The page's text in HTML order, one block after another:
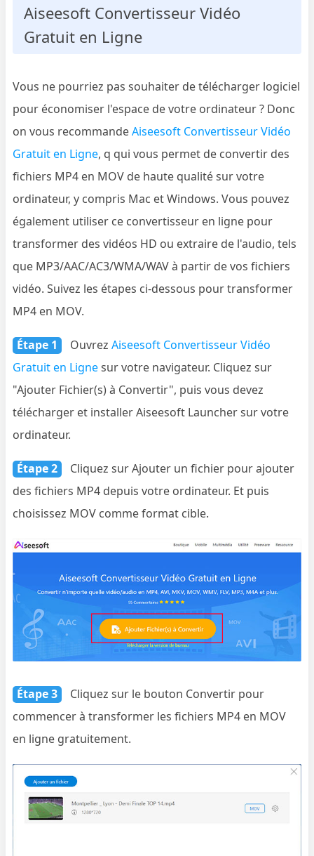
Aiseesoft Convertisseur Vidéo
Gratuit en Ligne
Vous ne pourriez pas souhaiter de télécharger logiciel
pour économiser l'espace de votre ordinateur ? Donc
on vous recommandeAiseesoft Convertisseur Vidéo
Gratuit en Ligne, q qui vous permet de convertir des
fichiers MP4 en MOV de haute qualité sur votre
ordinateur, y compris Mac et Windows. Vous pouvez
également utiliser ce convertisseur en ligne pour
transformer des vidéos HD ou extraire de l'audio, tels
que MP3/AAC/AC3/WMA/WAV à partir de vos fichiers
vidéo. Suivez les étapes ci-dessous pour transformer
MP4 en MOV.
Étape 1 OuvrezAiseesoft Convertisseur Vidéo
Gratuit en Lignesur votre navigateur. Cliquez sur
"Ajouter Fichier(s) à Convertir", puis vous devez
télécharger et installer Aiseesoft Launcher sur votre
ordinateur.
Étape 2
Cliquez sur Ajouter un fichier pour ajouter
des fichiers MP4 depuis votre ordinateur. Et puis
choisissez MOV comme format cible.
Étape 3
Cliquez sur le bouton Convertir pour
commencer à transformer les fichiers MP4 en MOV
en ligne gratuitement.